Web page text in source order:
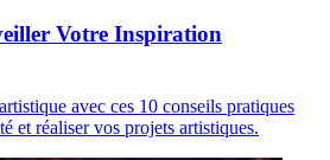
Votre Inspiration
avec ces 10 conseils pratiques
et réaliser vos projets artistiques.